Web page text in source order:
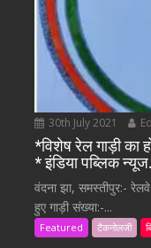
30th July 2021
*विशेष रेल गाड़ी का
* इंडिया पब्लिक
वंदना झा, समस्तीपुर:-
हुए गाड़ी संख्या:-...
Featured टैकनोलजी